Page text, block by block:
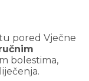
pored Vječne
bolestima,